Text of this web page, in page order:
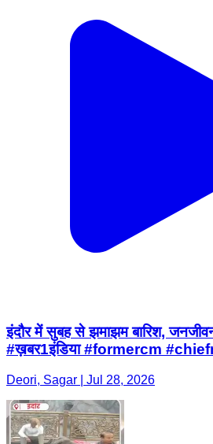
इंदौर में सुबह से झमाझम बारिश,
#ख़बर1इंडिया #formercm
Deori, Sagar | Jul 28, 2026